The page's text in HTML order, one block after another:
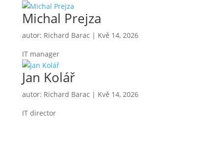
Michal Prejza
autor: Richard Barac | Kvě 14, 2026
IT manager
Jan Kolář
autor: Richard Barac | Kvě 14, 2026
IT director